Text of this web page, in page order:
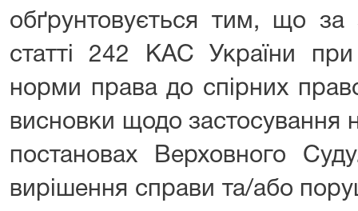
обґрунтовується тим, що за
статті 242 КАС України при
норми права до спірних
висновки щодо застосування
постановах Верховного
вирішення справи та/або